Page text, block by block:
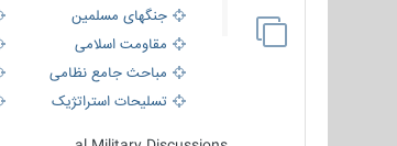
جنگهای مسلمین
مقاومت اسلامی
مباحث جامع نظامی
تسلیحات استراتژیک